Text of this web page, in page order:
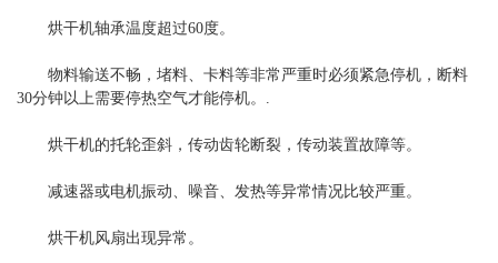
烘干机轴承温度超过60度。
物料输送不畅，堵料、卡料等非常严重时必须紧急停机，断料
30分钟以上需要停热空气才能停机。.
烘干机的托轮歪斜，传动齿轮断裂，传动装置故障等。
减速器或电机振动、噪音、发热等异常情况比较严重。
烘干机风扇出现异常。